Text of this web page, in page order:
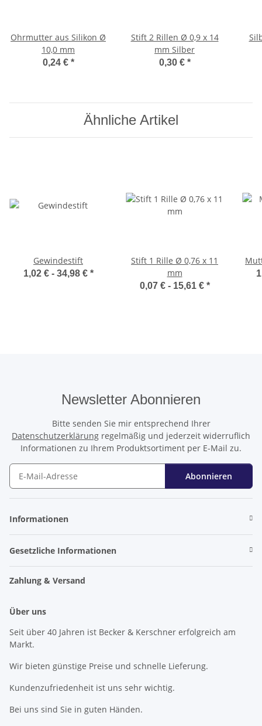
Ohrmutter aus Silikon Ø
10,0 mm
0,24 € *
Stift 2 Rillen Ø 0,9 x 14
mm Silber
0,30 € *
Ähnliche Artikel
Gewindestift
1,02 € - 34,98 € *
Stift 1 Rille Ø 0,76 x 11
mm
0,07 € - 15,61 € *
Newsletter Abonnieren
Bitte senden Sie mir entsprechend Ihrer
Datenschutzerklärung regelmäßig und jederzeit widerruflich
Informationen zu Ihrem Produktsortiment per E-Mail zu.
Abonnieren
Informationen
Gesetzliche Informationen
Zahlung & Versand
Über uns
Seit über 40 Jahren ist Becker & Kerschner erfolgreich am
Markt.
Wir bieten günstige Preise und schnelle Lieferung.
Kundenzufriedenheit ist uns sehr wichtig.
Bei uns sind Sie in guten Händen.